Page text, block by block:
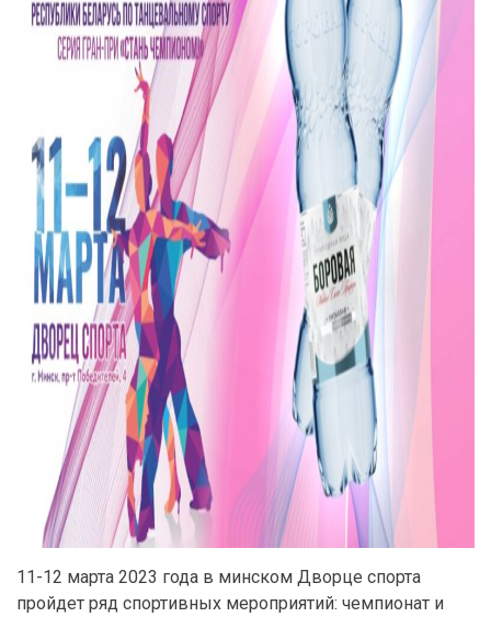
11-12 марта 2023 года в минском Дворце спорта
пройдет ряд спортивных мероприятий: чемпионат и